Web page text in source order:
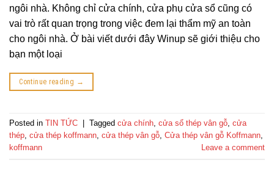
ngôi nhà. Không chỉ cửa chính, cửa phụ cửa sổ cũng có
vai trò rất quan trọng trong việc đem lại thẩm mỹ an toàn
cho ngôi nhà. Ở bài viết dưới đây Winup sẽ giới thiệu cho
bạn một loại
Continue reading →
Posted in TIN TỨC Tagged cửa chính, cửa sổ thép vân gỗ, cửa
thép, cửa thép koffmann, cửa thép vân gỗ, Cửa thép vân gỗ Koffmann,
koffmann
Leave a comment